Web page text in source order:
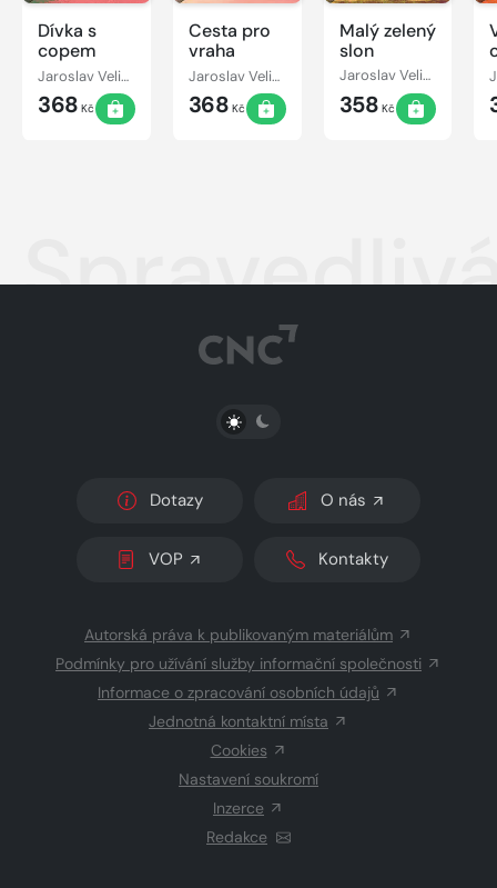
Dívka s
copem
Jaroslav Velinský
368 Kč
Cesta pro
vraha
Jaroslav Velinský
368 Kč
Malý zelený
slon
Jaroslav Velinský
358 Kč
PŘEPNOUT SVĚTLÝ/TMAVÝ REŽIM
Dotazy O nás
VOP Kontakty
Autorská práva k publikovaným materiálům
Podmínky pro užívání služby informační společnosti
Informace o zpracování osobních údajů
Jednotná kontaktní místa
Cookies
Nastavení soukromí
Inzerce
Redakce